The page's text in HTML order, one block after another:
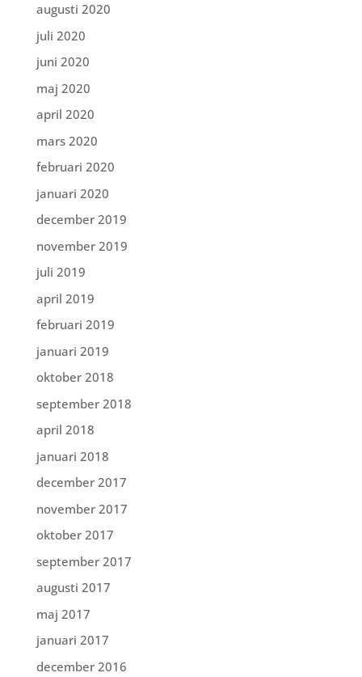
augusti 2020
juli 2020
juni 2020
maj 2020
april 2020
mars 2020
februari 2020
januari 2020
december 2019
november 2019
juli 2019
april 2019
februari 2019
januari 2019
oktober 2018
september 2018
april 2018
januari 2018
december 2017
november 2017
oktober 2017
september 2017
augusti 2017
maj 2017
januari 2017
december 2016